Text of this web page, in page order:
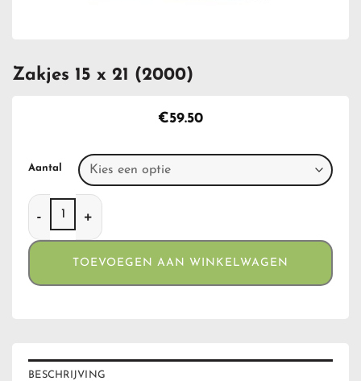
Zakjes 15 x 21 (2000)
€59.50
Aantal
Zakjes 15 x 21 (2000) aantal
TOEVOEGEN AAN WINKELWAGEN
BESCHRIJVING